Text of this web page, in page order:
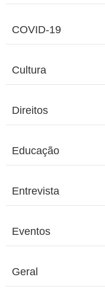
COVID-19
Cultura
Direitos
Educação
Entrevista
Eventos
Geral